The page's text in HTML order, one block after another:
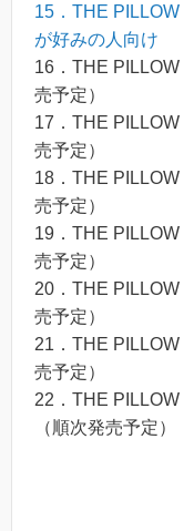
15．THE
が好みの人向け
16．THE
売予定）
17．THE
売予定）
18．THE
売予定）
19．THE
売予定）
20．THE
売予定）
21．THE
売予定）
22．THE
（順次発売予定）